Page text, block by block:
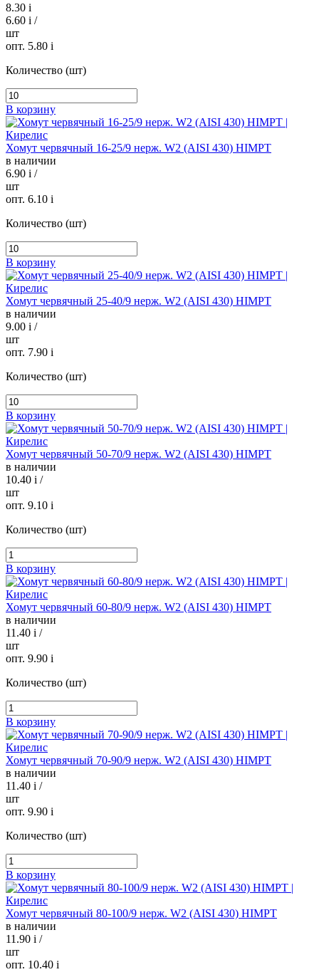
8.30 i
6.60 i /
шт
опт. 5.80 i
Количество (шт)
В корзину
Хомут червячный 16-25/9 нерж. W2 (AISI 430) HIMPT
в наличии
6.90 i /
шт
опт. 6.10 i
Количество (шт)
В корзину
Хомут червячный 25-40/9 нерж. W2 (AISI 430) HIMPT
в наличии
9.00 i /
шт
опт. 7.90 i
Количество (шт)
В корзину
Хомут червячный 50-70/9 нерж. W2 (AISI 430) HIMPT
в наличии
10.40 i /
шт
опт. 9.10 i
Количество (шт)
В корзину
Хомут червячный 60-80/9 нерж. W2 (AISI 430) HIMPT
в наличии
11.40 i /
шт
опт. 9.90 i
Количество (шт)
В корзину
Хомут червячный 70-90/9 нерж. W2 (AISI 430) HIMPT
в наличии
11.40 i /
шт
опт. 9.90 i
Количество (шт)
В корзину
Хомут червячный 80-100/9 нерж. W2 (AISI 430) HIMPT
в наличии
11.90 i /
шт
опт. 10.40 i